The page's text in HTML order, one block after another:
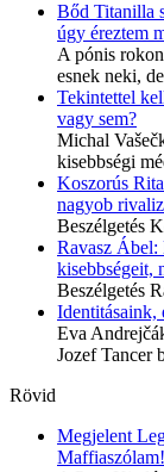
Bőd Titanilla
úgy éreztem
A pónis
esnek neki,
Tekintettel
vagy sem?
Michal
kisebbségi
Koszorús
nagyob
Beszélgetés
Ravasz Ábel:
kisebbségeit,
Beszélgetés
Identitásaink,
Eva
Jozef Tancer
Rövid
Megjelent
Maffiaszólam!